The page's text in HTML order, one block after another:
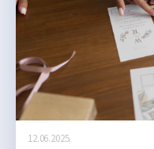
12.06.2025.